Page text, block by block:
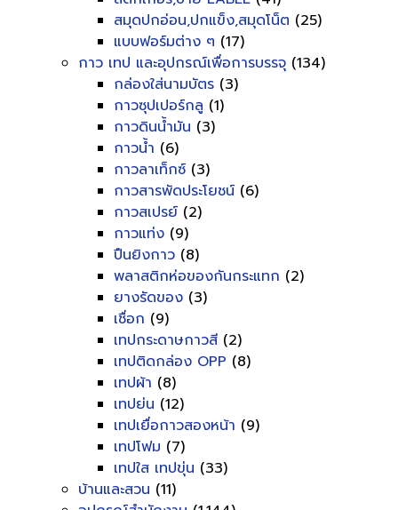
สมุดปกอ่อน,ปกแข็ง,สมุดโน็ต (25)
แบบฟอร์มต่าง ๆ (17)
กาว เทป และอุปกรณ์เพื่อการบรรจุ (134)
กล่องใส่นามบัตร (3)
กาวซุปเปอร์กลู (1)
กาวดินน้ำมัน (3)
กาวน้ำ (6)
กาวลาเท็กซ์ (3)
กาวสารพัดประโยชน์ (6)
กาวสเปรย์ (2)
กาวแท่ง (9)
ปืนยิงกาว (8)
พลาสติกห่อของกันกระแทก (2)
ยางรัดของ (3)
เชื่อก (9)
เทปกระดาษกาวสี (2)
เทปติดกล่อง OPP (8)
เทปผ้า (8)
เทปย่น (12)
เทปเยื่อกาวสองหน้า (9)
เทปโฟม (7)
เทปใส เทปขุ่น (33)
บ้านและสวน (11)